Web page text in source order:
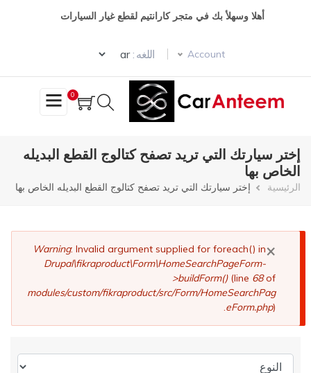
أهلا وسهلأ بك في متجر كارانتيم لقطع غيار السيارات
Account اللغه :
Select your language
0
إختر سيارتك التي تريد تصفح كتالوج القطع البديله
الخاص بها
مسار
الرئيسية إختر سيارتك التي تريد تصفح كتالوج القطع البديله الخاص بها
×
رسالة
الخطأ
Warning: Invalid argument supplied for foreach() in
Drupal\fikraproduct\Form\HomeSearchPageForm-
>buildForm()(line 68of
modules/custom/fikraproduct/src/Form/HomeSearchPag
eForm.php).
النوع